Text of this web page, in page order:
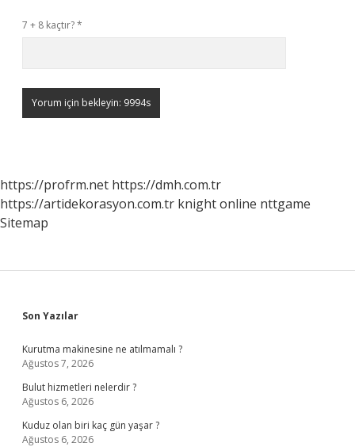
7 + 8 kaçtır?*
https://profrm.net https://dmh.com.tr
https://artidekorasyon.com.tr knight online nttgame
Sitemap
Sidebar
Son Yazılar
Kurutma makinesine ne atılmamalı ?
Ağustos 7, 2026
Bulut hizmetleri nelerdir ?
Ağustos 6, 2026
Kuduz olan biri kaç gün yaşar ?
Ağustos 6, 2026